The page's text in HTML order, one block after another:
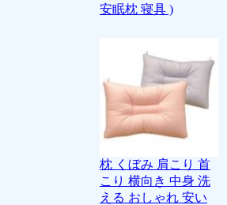
安眠枕 寝具 )
枕 くぼみ 肩こり 首
こり 横向き 中身 洗
える おしゃれ 安い